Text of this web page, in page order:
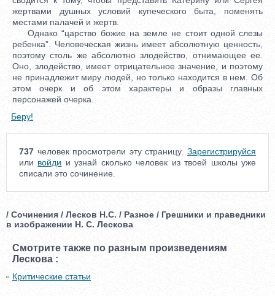
жертвами душных условий купеческого быта, поменять
местами палачей и жертв.
Однако “царство божие на земле не стоит одной слезы
ребенка”. Человеческая жизнь имеет абсолютную ценность,
поэтому столь же абсолютно злодейство, отнимающее ее.
Оно, злодейство, имеет отрицательное значение, и поэтому
не принадлежит миру людей, но только находится в нем. Об
этом очерк и об этом характеры и образы главных
персонажей очерка.
Беру!
737 человек просмотрели эту страницу. Зарегистрируйся
или войди и узнай сколько человек из твоей школы уже
списали это сочинение.
/ Сочинения / Лесков Н.С. / Разное / Грешники и праведники
в изображении Н. С. Лескова
Смотрите также по разным произведениям
Лескова :
Критические статьи